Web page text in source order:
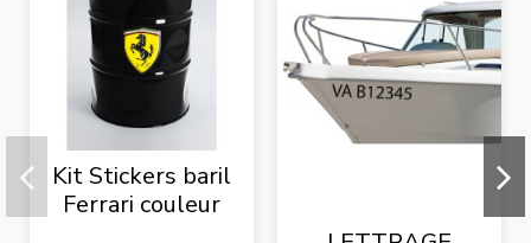
Kit Stickers baril
Ferrari couleur